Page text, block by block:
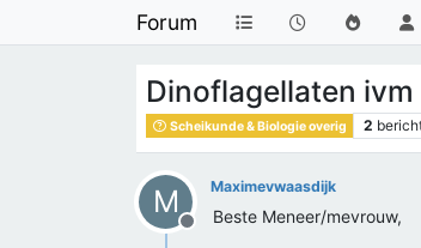
Forum
Dinoflagellaten ivm
Scheikunde & Biologie overig 2
M
Offline
Maximevwaasdijk
Beste Meneer/mevrouw,